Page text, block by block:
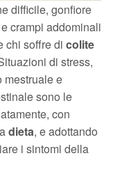
difficile, gonfiore
crampi addominali
chi soffre di colite
di stress,
mestruale e
sono le
con
dieta, e adottando
i sintomi della